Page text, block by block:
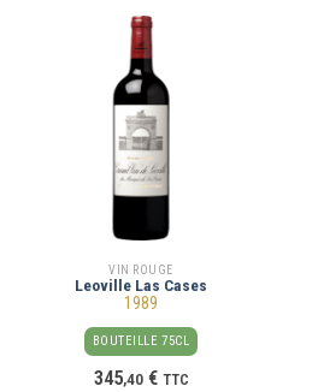
VIN ROUGE
Leoville Las Cases
1989
BOUTEILLE 75CL
345,40 € TTC